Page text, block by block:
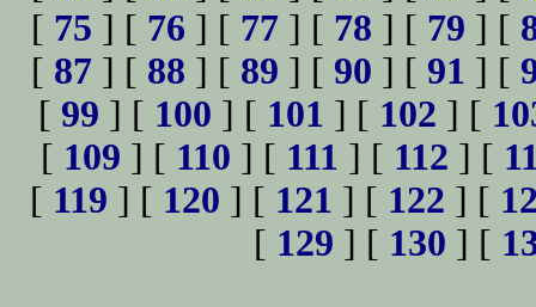
[ 75 ] [ 76 ] [ 77 ] [ 78 ] [ 79 ] [
[ 87 ] [ 88 ] [ 89 ] [ 90 ] [ 91 ] [
[ 99 ] [ 100 ] [ 101 ] [ 102 ] [
[ 109 ] [ 110 ] [ 111 ] [ 112 ] [
[ 119 ] [ 120 ] [ 121 ] [ 122 ] [
[ 129 ] [ 130 ] [